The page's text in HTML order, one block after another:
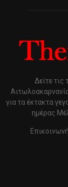
Δείτε τις
για τα έκτακτα
ημέρας